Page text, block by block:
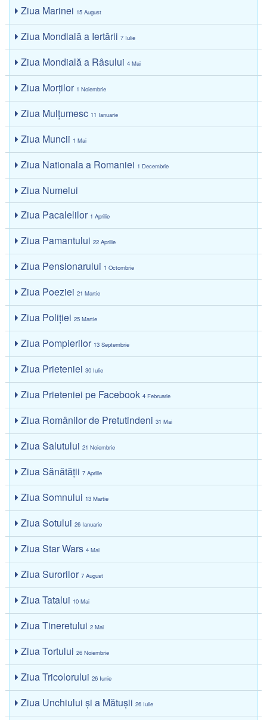
Ziua Marinei 15 August
Ziua Mondială a Iertării7 Iulie
Ziua Mondială a Râsului4 Mai
Ziua Morţilor 1 Noiembrie
Ziua Mulțumesc 11 Ianuarie
Ziua Muncii 1 Mai
Ziua Nationala a Romaniei 1 Decembrie
Ziua Numelui
Ziua Pacalelilor 1 Aprilie
Ziua Pamantului22 Aprilie
Ziua Pensionarului 1 Octombrie
Ziua Poeziei21 Martie
Ziua Poliţiei25 Martie
Ziua Pompierilor 13 Septembrie
Ziua Prieteniei30 Iulie
Ziua Prieteniei pe Facebook4 Februarie
Ziua Românilor de Pretutindeni31 Mai
Ziua Salutului21 Noiembrie
Ziua Sănătăţii7 Aprilie
Ziua Somnului 13 Martie
Ziua Sotului26 Ianuarie
Ziua Star Wars4 Mai
Ziua Surorilor7 August
Ziua Tatalui 10 Mai
Ziua Tineretului2 Mai
Ziua Tortului26 Noiembrie
Ziua Tricolorului26 Iunie
Ziua Unchiului și a Mătușii26 Iulie